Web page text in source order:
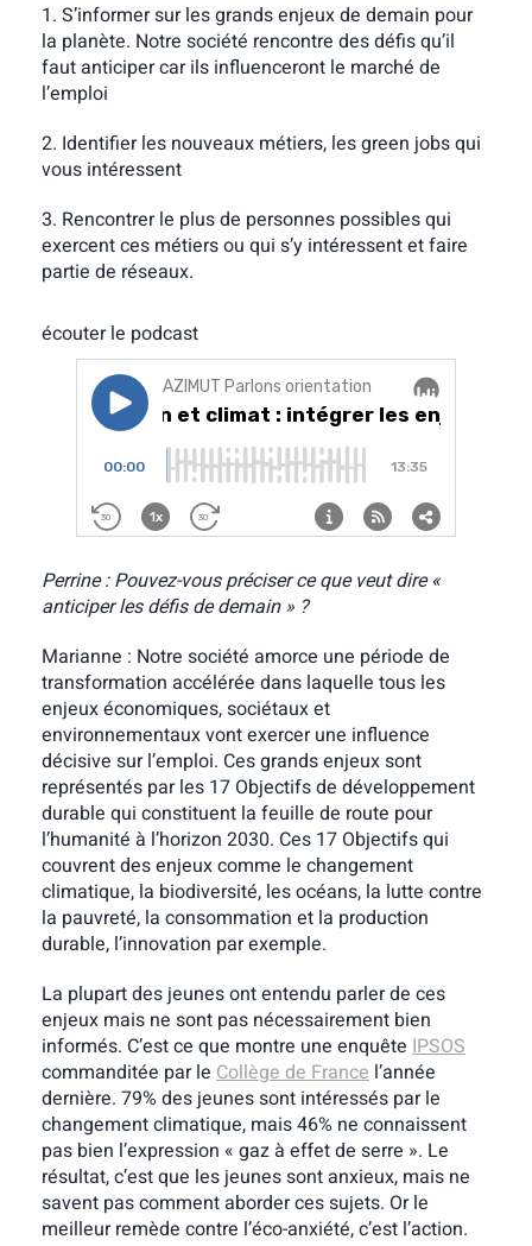
1. S’informer sur les grands enjeux de demain pour
la planète. Notre société rencontre des défis qu’il
faut anticiper car ils influenceront le marché de
l’emploi
2. Identifier les nouveaux métiers, les green jobs qui
vous intéressent
3. Rencontrer le plus de personnes possibles qui
exercent ces métiers ou qui s’y intéressent et faire
partie de réseaux.
écouter le podcast
Perrine : Pouvez-vous préciser ce que veut dire «
anticiper les défis de demain » ?
Marianne : Notre société amorce une période de
transformation accélérée dans laquelle tous les
enjeux économiques, sociétaux et
environnementaux vont exercer une influence
décisive sur l’emploi. Ces grands enjeux sont
représentés par les 17 Objectifs de développement
durable qui constituent la feuille de route pour
l’humanité à l’horizon 2030. Ces 17 Objectifs qui
couvrent des enjeux comme le changement
climatique, la biodiversité, les océans, la lutte contre
la pauvreté, la consommation et la production
durable, l’innovation par exemple.
La plupart des jeunes ont entendu parler de ces
enjeux mais ne sont pas nécessairement bien
informés. C’est ce que montre une enquête IPSOS
commanditée par le Collège de Francel’année
dernière. 79% des jeunes sont intéressés par le
changement climatique, mais 46% ne connaissent
pas bien l’expression « gaz à effet de serre ». Le
résultat, c’est que les jeunes sont anxieux, mais ne
savent pas comment aborder ces sujets. Or le
meilleur remède contre l’éco-anxiété, c’est l’action.